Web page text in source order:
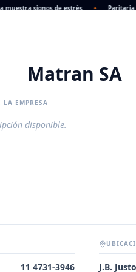
signos de estrés • Paritaria
Matran SA
LA EMPRESA
disponible.
11 4731-3946
J.B.